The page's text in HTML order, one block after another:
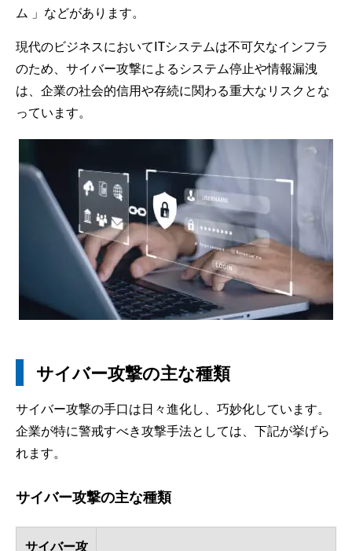
ム 」などがあります。
現代のビジネスにおいてITシステムは不可欠なインフラ
のため、サイバー攻撃によるシステム停止や情報漏洩
は、企業の社会的信用や存続に関わる重大なリスクとな
っています。
サイバー攻撃の主な種類
サイバー攻撃の手口は日々進化し、巧妙化しています。
企業が特に警戒すべき攻撃手法としては、下記が挙げら
れます。
サイバー攻撃の主な種類
サイバー攻